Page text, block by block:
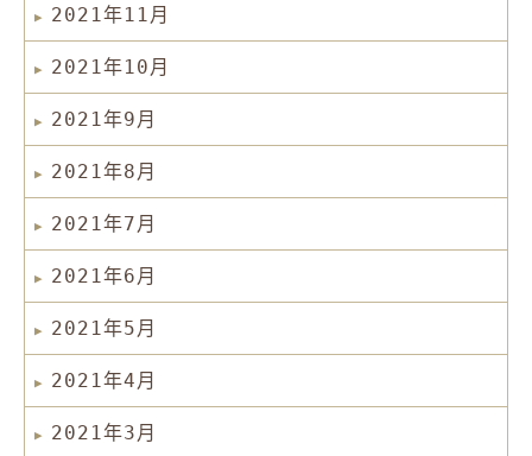
2021年11月
2021年10月
2021年9月
2021年8月
2021年7月
2021年6月
2021年5月
2021年4月
2021年3月